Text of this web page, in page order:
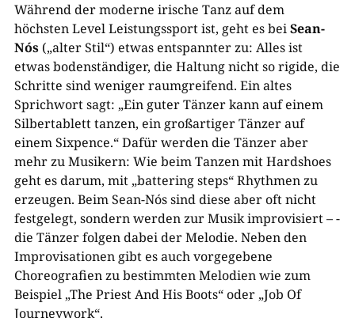
Während der moderne irische Tanz auf dem
höchsten Level Leistungssport ist, geht es beiSean-
Nós(„alter Stil“) etwas entspannter zu: Alles ist
etwas bodenständiger, die Haltung nicht so rigide, die
Schritte sind weniger raumgreifend. Ein altes
Sprichwort sagt: „Ein guter Tänzer kann auf einem
Silbertablett tanzen, ein großartiger Tänzer auf
einem Sixpence.“ Dafür werden die Tänzer aber
mehr zu Musikern: Wie beim Tanzen mit Hardshoes
geht es darum, mit „battering steps“ Rhythmen zu
erzeugen. Beim Sean-Nós sind diese aber oft nicht
festgelegt, sondern werden zur Musik improvisiert – ­
die Tänzer folgen dabei der Melodie. Neben den
Improvisationen gibt es auch vorgegebene
Choreografien zu bestimmten Melodien wie zum
Beispiel „The Priest And His Boots“ oder „Job Of
Journeywork“.